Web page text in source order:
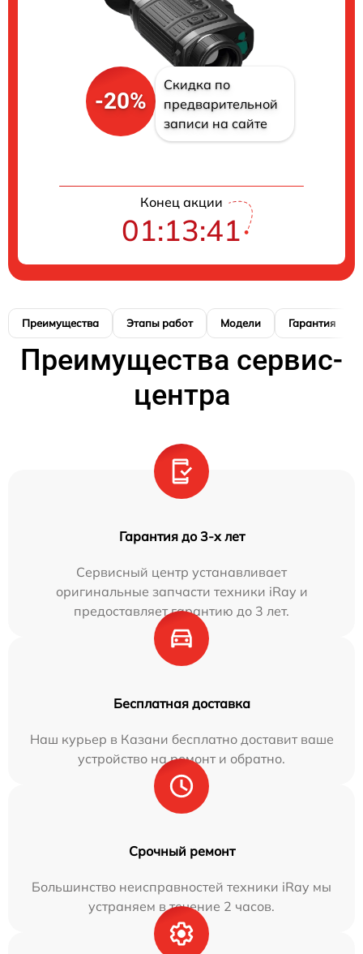
-20%
Скидка по
предварительной
записи на сайте
Конец акции
01:13:40
Преимущества Этапы работ Модели Гарантия
Преимущества сервис-
центра
Гарантия до 3-х лет
Сервисный центр устанавливает
оригинальные запчасти техники iRay и
предоставляет гарантию до 3 лет.
Бесплатная доставка
Наш курьер в Казани бесплатно доставит ваше
устройство на ремонт и обратно.
Срочный ремонт
Большинство неисправностей техники iRay мы
устраняем в течение 2 часов.